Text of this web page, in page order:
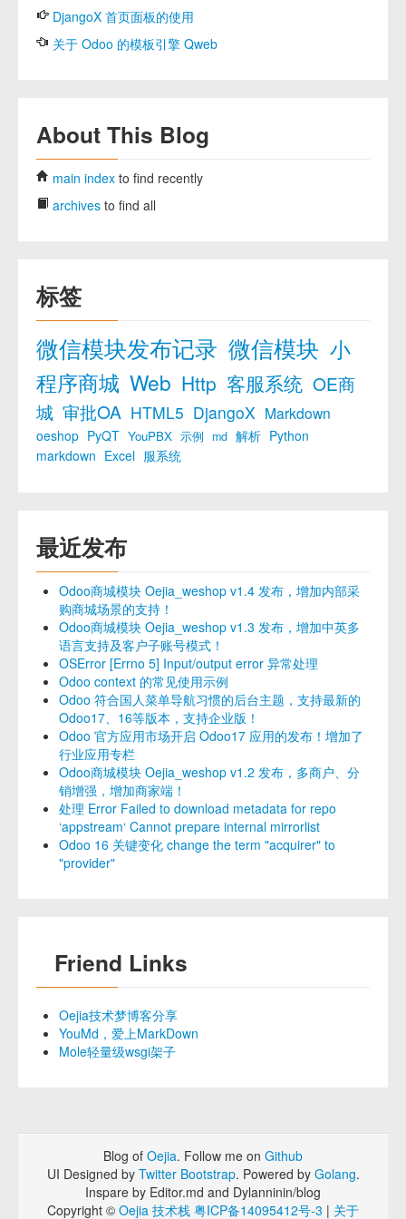
DjangoX 首页面板的使用
关于 Odoo 的模板引擎 Qweb
About This Blog
main index to find recently
archives to find all
标签
微信模块发布记录 微信模块 小
程序商城 Web Http 客服系统 OE商
城 审批OA HTML5 DjangoX Markdown
oeshop PyQT YouPBX 示例 md 解析 Python
markdown Excel 服系统
最近发布
Odoo商城模块 Oejia_weshop v1.4 发布，增加内部采
购商城场景的支持！
Odoo商城模块 Oejia_weshop v1.3 发布，增加中英多
语言支持及客户子账号模式！
OSError [Errno 5] Input/output error 异常处理
Odoo context 的常见使用示例
Odoo 符合国人菜单导航习惯的后台主题，支持最新的
Odoo17、16等版本，支持企业版！
Odoo 官方应用市场开启 Odoo17 应用的发布！增加了
行业应用专栏
Odoo商城模块 Oejia_weshop v1.2 发布，多商户、分
销增强，增加商家端！
处理 Error Failed to download metadata for repo
‘appstream‘ Cannot prepare internal mirrorlist
Odoo 16 关键变化 change the term "acquirer" to
"provider"
Friend Links
Oejia技术梦博客分享
YouMd，爱上MarkDown
Mole轻量级wsgi架子
Blog of Oejia. Follow me on Github
UI Designed by Twitter Bootstrap. Powered by Golang.
Inspare by Editor.md and Dylanninin/blog
Copyright © Oejia 技术栈 粤ICP备14095412号-3 | 关于